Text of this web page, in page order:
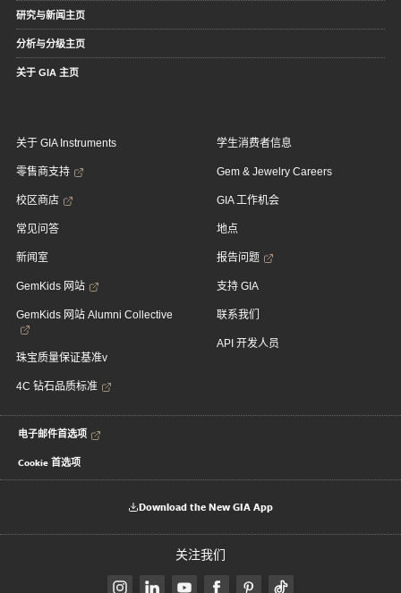
研究与新闻主页
分析与分级主页
关于 GIA 主页
关于 GIA Instruments
零售商支持
校区商店
常见问答
新闻室
GemKids 网站
GemKids 网站 Alumni Collective
珠宝质量保证基准v
4C 钻石品质标准
学生消费者信息
Gem & Jewelry Careers
GIA 工作机会
地点
报告问题
支持 GIA
联系我们
API 开发人员
电子邮件首选项
Cookie 首选项
Download the New GIA App
关注我们